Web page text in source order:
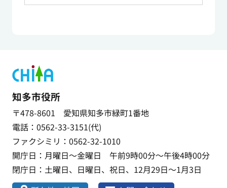
知多市役所
〒478-8601 愛知県知多市緑町1番地
電話：0562-33-3151(代)
ファクシミリ：0562-32-1010
開庁日：月曜日～金曜日 午前9時00分～午後4時00分
閉庁日：土曜日、日曜日、祝日、12月29日～1月3日